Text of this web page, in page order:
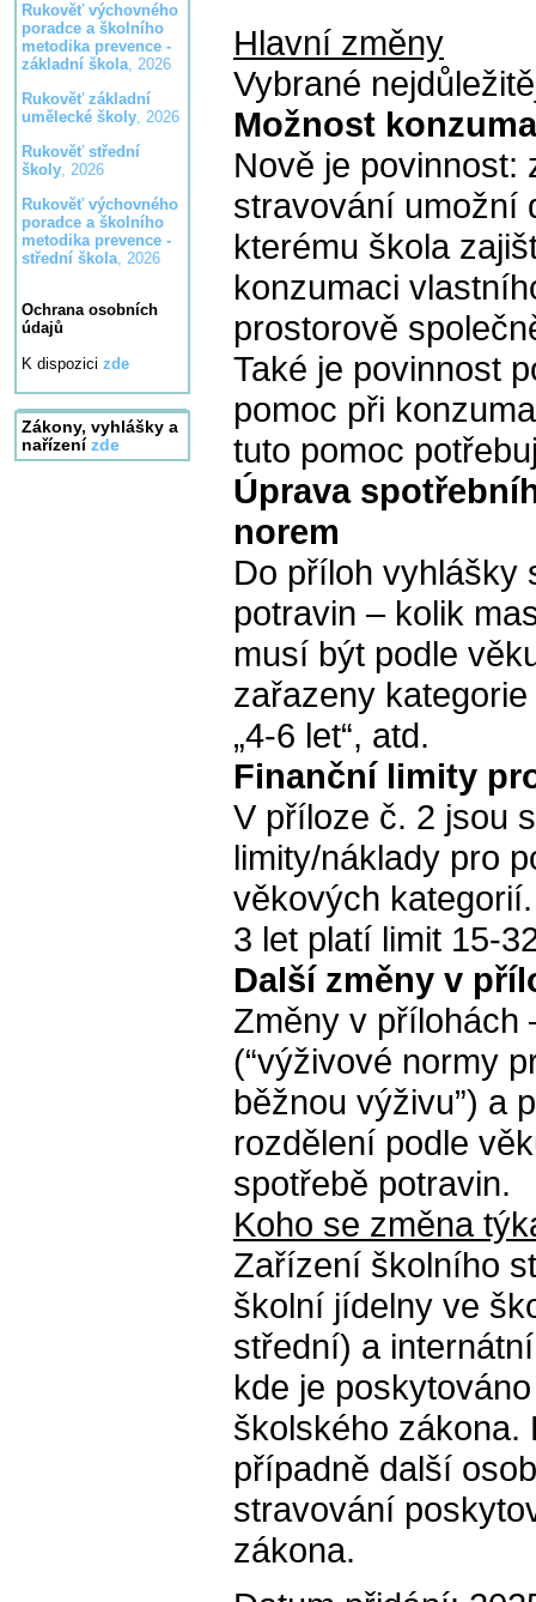
Rukověť výchovného
poradce a školního
metodika prevence -
základní škola, 2026
Rukověť základní
umělecké školy, 2026
Rukověť střední
školy, 2026
Rukověť výchovného
poradce a školního
metodika prevence -
střední škola, 2026
Ochrana osobních
údajů
K dispozici zde
Zákony, vyhlášky a
nařízení zde
Hlavní změny
Vybrané
Možnost
Nově je
stravování umožní
kterému škola
konzumaci
prostorově
Také je povinnost
pomoc při
tuto pomoc
Úprava
norem
Do příloh vyhlášky
potravin – kolik
musí být podle
zařazeny kategorie
„4-6 let“, atd.
Finanční limity
V příloze č. 2 jsou
limity/náklady pro
věkových
3 let platí limit 15-
Další změny v
Změny v přílohách
(“výživové normy
běžnou výživu”) a
rozdělení podle
spotřebě potravin.
Koho se změna
Zařízení školního
školní jídelny ve
střední) a
kde je
školského zákona.
případně další
stravování
zákona.